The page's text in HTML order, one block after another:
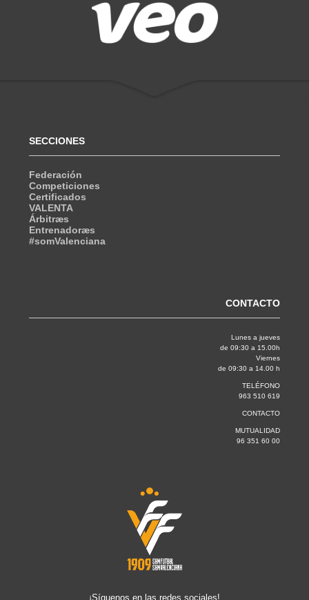
SECCIONES
Federación
Competiciones
Certificados
VALENTA
Árbitræs
Entrenadoræs
#somValenciana
CONTACTO
Lunes a jueves
de 09:30 a 15.00h
Viernes
de 09:30 a 14.00 h
TELÉFONO
963 510 619
CONTACTO
MUTUALIDAD
96 351 60 00
¡Síguenos en las redes sociales!